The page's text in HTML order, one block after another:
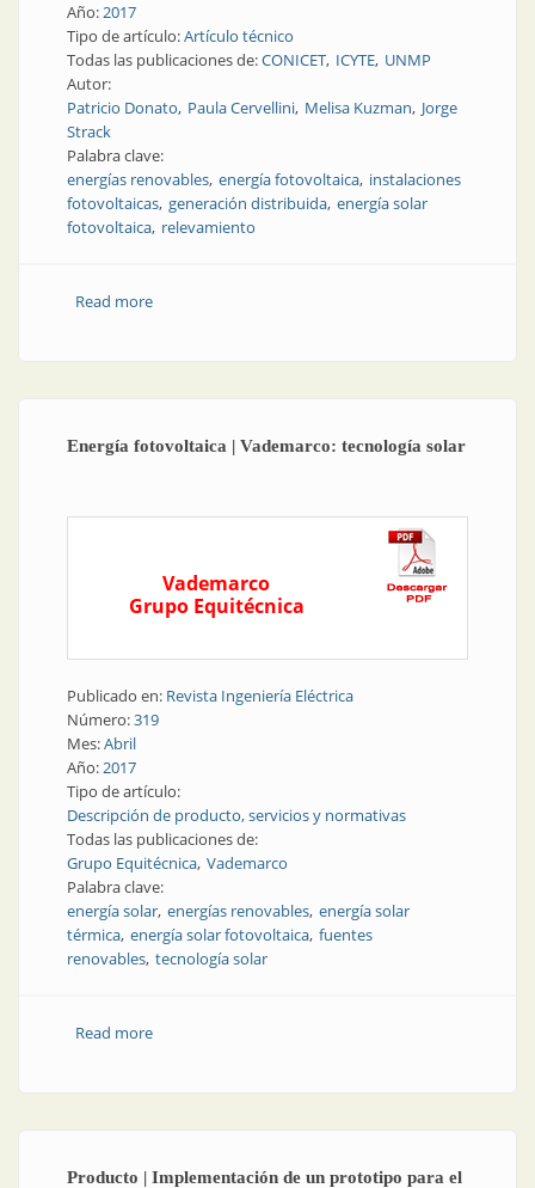
Año:2017
Tipo de artículo:Artículo técnico
Todas las publicaciones de:CONICET ICYTE UNMP
Autor:
Patricio Donato Paula Cervellini Melisa Kuzman Jorge
Strack
Palabra clave:
energías renovables energía fotovoltaica instalaciones
fotovoltaicas generación distribuida energía solar
fotovoltaica relevamiento
Read moreabout Energía fotovoltaica | Resultados preliminares
Energía fotovoltaica | Vademarco: tecnología solar
Vademarco
Grupo Equitécnica
Publicado en: Revista Ingeniería Eléctrica
Número:319
Mes:Abril
Año:2017
Tipo de artículo:
Descripción de producto, servicios y normativas
Todas las publicaciones de:
Grupo Equitécnica Vademarco
Palabra clave:
energía solar energías renovables energía solar
térmica energía solar fotovoltaica fuentes
renovables tecnología solar
Read moreabout Energía fotovoltaica | Vademarco: tecnología
Producto | Implementación de un prototipo para el